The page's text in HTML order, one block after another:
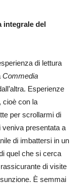
integrale del
di lettura
Commedia
Esperienze
cioè con la
per scrollarmi di
veniva presentata a
di imbattersi in un
quel che si cerca
di visite
È semmai